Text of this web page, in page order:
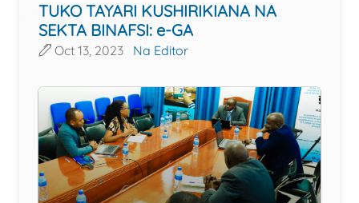
TUKO TAYARI KUSHIRIKIANA NA
SEKTA BINAFSI: e-GA
Oct 13, 2023 Na Editor